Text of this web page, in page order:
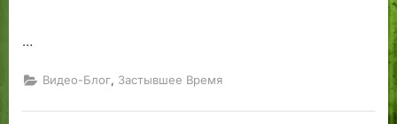
…
Видео-Блог, Застывшее Время